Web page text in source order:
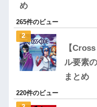
め
265件のビュー
【
ル要素
まとめ
220件のビュー